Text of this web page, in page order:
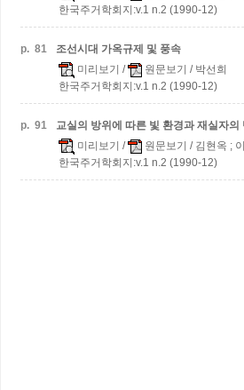
한국주거학회지:v.1 n.2 (1990-12)
p. 81
조선시대 가옥규제 및 풍속
미리보기 / 원문보기 / 박선희
한국주거학회지:v.1 n.2 (1990-12)
p. 91
교실의 방위에 따른 빛 환경과 재실자의
미리보기 / 원문보기 / 김현옥 ;
한국주거학회지:v.1 n.2 (1990-12)